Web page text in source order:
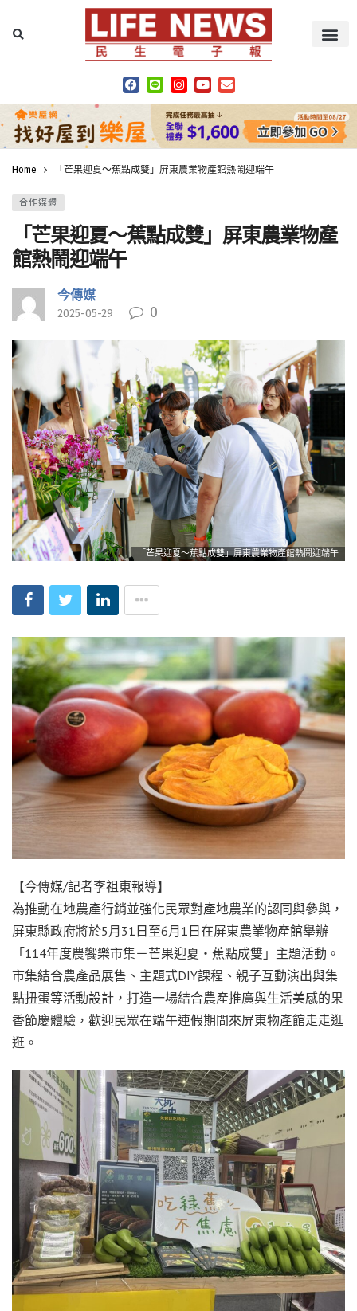
Home 「芒果迎夏～蕉點成雙」屏東農業物產館熱鬧迎端午
合作媒體
「芒果迎夏～蕉點成雙」屏東農業物產
館熱鬧迎端午
今傳媒
2025-05-29 0
「芒果迎夏～蕉點成雙」屏東農業物產館熱鬧迎端午
【今傳媒/記者李祖東報導】
為推動在地農產行銷並強化民眾對產地農業的認同與參與，
屏東縣政府將於5月31日至6月1日在屏東農業物產館舉辦
「114年度農饗樂市集－芒果迎夏・蕉點成雙」主題活動。
市集結合農產品展售、主題式DIY課程、親子互動演出與集
點扭蛋等活動設計，打造一場結合農產推廣與生活美感的果
香節慶體驗，歡迎民眾在端午連假期間來屏東物產館走走逛
逛。